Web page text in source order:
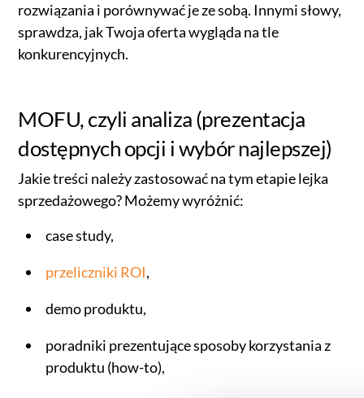
rozwiązania i porównywać je ze sobą. Innymi słowy,
sprawdza, jak Twoja oferta wygląda na tle
konkurencyjnych.
MOFU, czyli analiza (prezentacja
dostępnych opcji i wybór najlepszej)
Jakie treści należy zastosować na tym etapie lejka
sprzedażowego? Możemy wyróżnić:
case study,
przeliczniki ROI,
demo produktu,
poradniki prezentujące sposoby korzystania z
produktu (how-to),